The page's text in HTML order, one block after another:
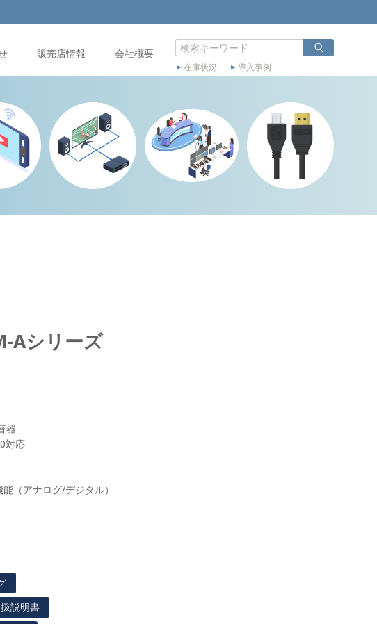
販売店情報 会社概要
在庫状況 導入事例
Aシリーズ
器
対応
（アナログ/デジタル）
説明書